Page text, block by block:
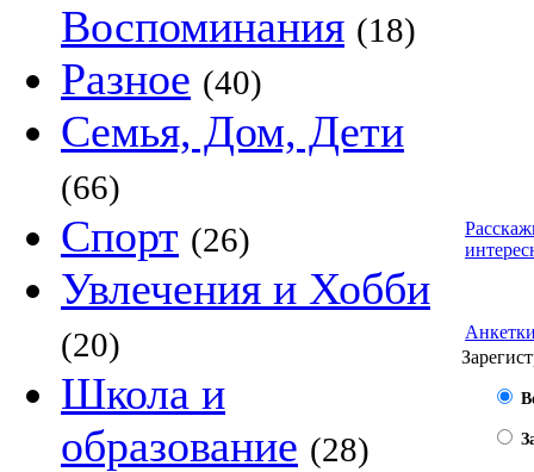
Воспоминания (18)
Разное (40)
Семья, Дом, Дети
(66)
Спорт (26)
Увлечения и Хобби
(20)
Школа и
образование (28)